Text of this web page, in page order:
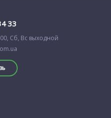
33
Сб, Вс выходной